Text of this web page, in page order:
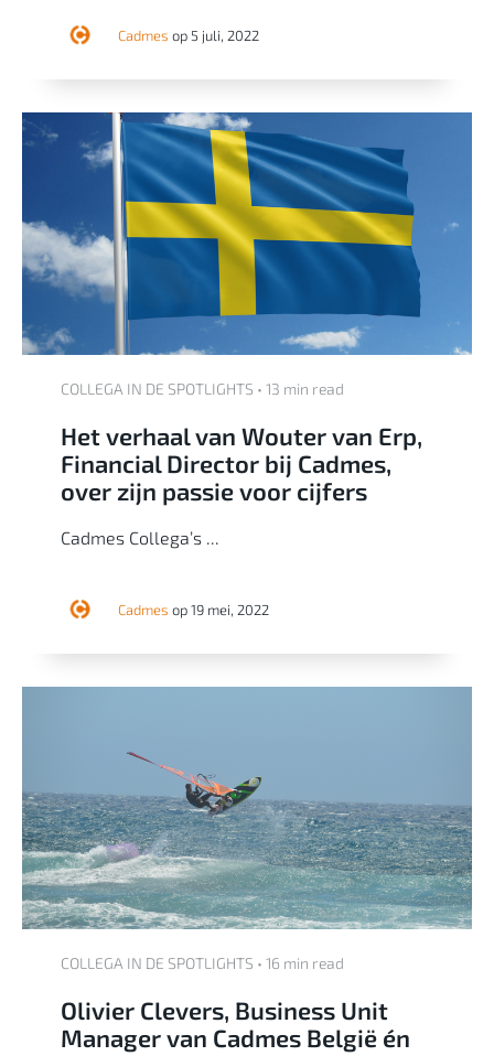
Cadmes op 5 juli, 2022
COLLEGA IN DE SPOTLIGHTS • 13 min read
Het verhaal van Wouter van Erp,
Financial Director bij Cadmes,
over zijn passie voor cijfers
Cadmes Collega’s ...
Cadmes op 19 mei, 2022
COLLEGA IN DE SPOTLIGHTS • 16 min read
Olivier Clevers, Business Unit
Manager van Cadmes België én